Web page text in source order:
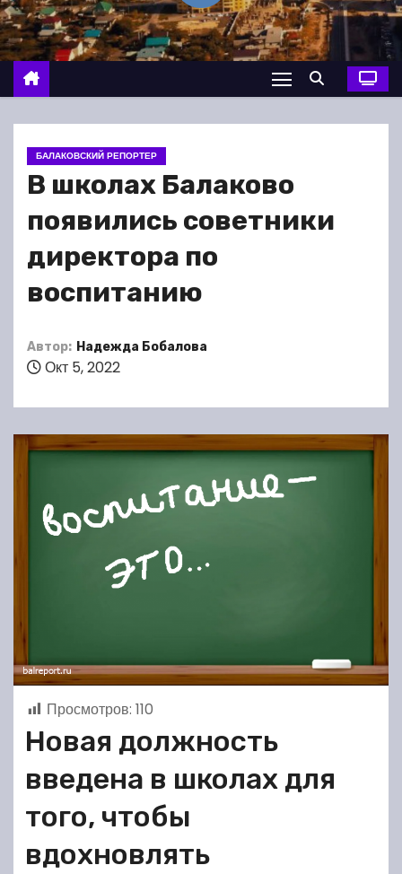
о
м
у
БАЛАКОВСКИЙ РЕПОРТЕР
В школах Балаково
появились советники
директора по
воспитанию
Автор: Надежда Бобалова
Окт 5, 2022
Просмотров: 110
Новая должность
введена в школах для
того, чтобы
вдохновлять